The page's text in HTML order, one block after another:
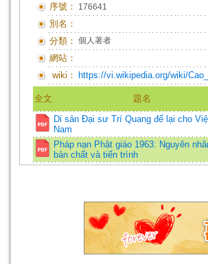
序號： 176641
別名：
分類： 個人著者
網站：
wiki：
https://vi.wikipedia.org/wiki/
全文
題名
Di sản Đại sư Trí Quang để lại cho
Nam
Pháp nạn Phật giáo 1963: Nguyên
bản chất và tiến trình